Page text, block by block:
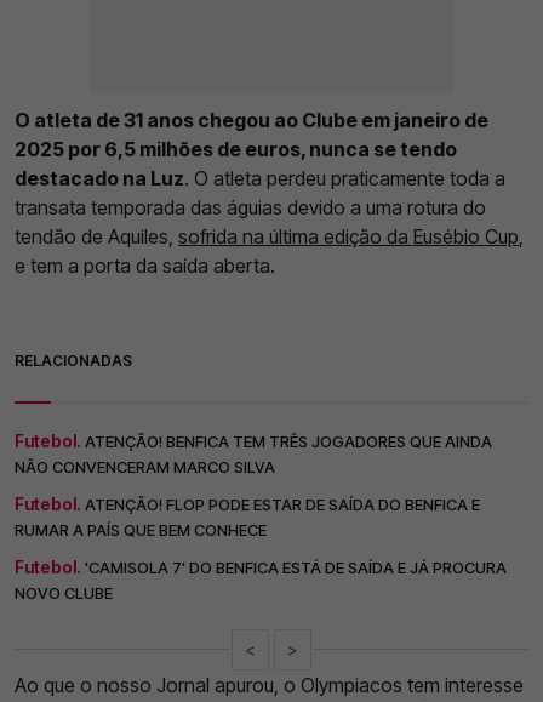
O atleta de 31 anos chegou ao Clube em janeiro de
2025 por 6,5 milhões de euros, nunca se tendo
destacado na Luz. O atleta perdeu praticamente toda a
transata temporada das águias devido a uma rotura do
tendão de Aquiles, sofrida na última edição da Eusébio Cup
e tem a porta da saída aberta.
RELACIONADAS
Futebol. ATENÇÃO! BENFICA TEM TRÊS JOGADORES QUE AINDA
NÃO CONVENCERAM MARCO SILVA
Futebol. ATENÇÃO! FLOP PODE ESTAR DE SAÍDA DO BENFICA E
RUMAR A PAÍS QUE BEM CONHECE
Futebol. 'CAMISOLA 7' DO BENFICA ESTÁ DE SAÍDA E JÁ PROCURA
NOVO CLUBE
< >
Ao que o nosso Jornal apurou, o Olympiacos tem interesse